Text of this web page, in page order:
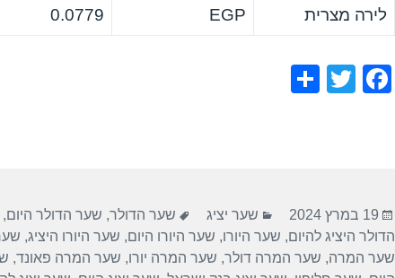
לירה מצרית EGP
0.0779
F
o
o
T
פורסם
בתאריך
19 במרץ 2024 קטגוריות
שער יציג תגיות
שער הדולר, שער הדולר היום,
הדולר היציג להיום, שער היורו, שער היורו היום, שער היורו היציג,
שער המרה, שער המרה דולר, שער המרה יורו, שער המרה פאונד,